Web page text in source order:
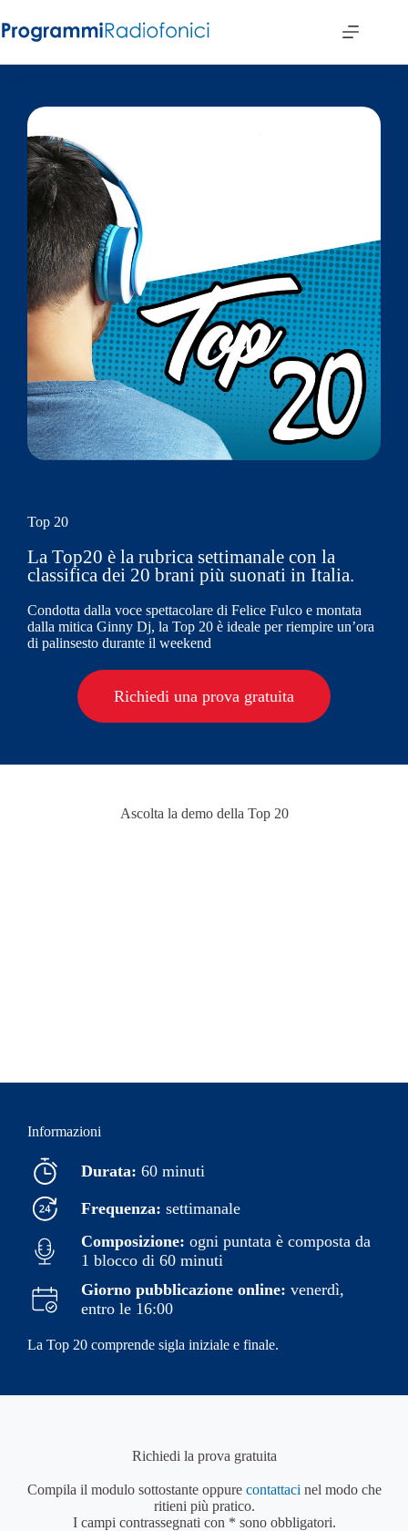
Top 20
La Top20 è la rubrica settimanale con la
classifica dei 20 brani più suonati in Italia.
Condotta dalla voce spettacolare di Felice Fulco e montata
dalla mitica Ginny Dj, la Top 20 è ideale per riempire un’ora
di palinsesto durante il weekend
Richiedi una prova gratuita
Ascolta la demo della Top 20
Informazioni
Durata: 60 minuti
Frequenza: settimanale
Composizione: ogni puntata è composta da
1 blocco di 60 minuti
Giorno pubblicazione online: venerdì,
entro le 16:00
La Top 20 comprende sigla iniziale e finale.
Richiedi la prova gratuita
Compila il modulo sottostante oppure contattaci nel modo che
ritieni più pratico.
I campi contrassegnati con * sono obbligatori.